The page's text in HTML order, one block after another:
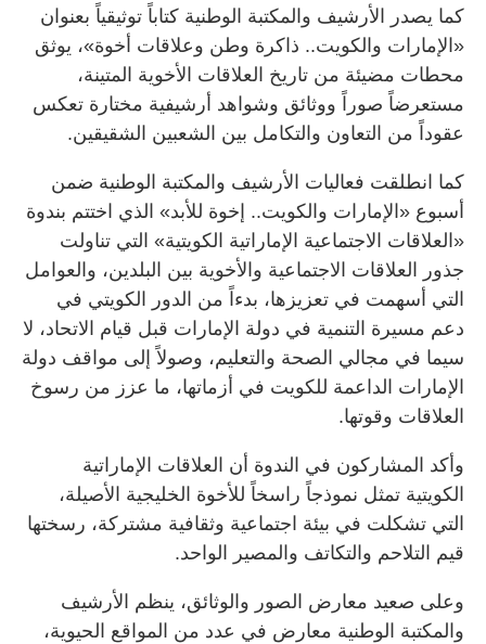
كما يصدر الأرشيف والمكتبة الوطنية كتاباً توثيقياً بعنوان
«الإمارات والكويت.. ذاكرة وطن وعلاقات أخوة»، يوثق
محطات مضيئة من تاريخ العلاقات الأخوية المتينة،
مستعرضاً صوراً ووثائق وشواهد أرشيفية مختارة تعكس
عقوداً من التعاون والتكامل بين الشعبين الشقيقين.
كما انطلقت فعاليات الأرشيف والمكتبة الوطنية ضمن
أسبوع «الإمارات والكويت.. إخوة للأبد» الذي اختتم بندوة
«العلاقات الاجتماعية الإماراتية الكويتية» التي تناولت
جذور العلاقات الاجتماعية والأخوية بين البلدين، والعوامل
التي أسهمت في تعزيزها، بدءاً من الدور الكويتي في
دعم مسيرة التنمية في دولة الإمارات قبل قيام الاتحاد، لا
سيما في مجالي الصحة والتعليم، وصولاً إلى مواقف دولة
الإمارات الداعمة للكويت في أزماتها، ما عزز من رسوخ
العلاقات وقوتها.
وأكد المشاركون في الندوة أن العلاقات الإماراتية
الكويتية تمثل نموذجاً راسخاً للأخوة الخليجية الأصيلة،
التي تشكلت في بيئة اجتماعية وثقافية مشتركة، رسختها
قيم التلاحم والتكاتف والمصير الواحد.
وعلى صعيد معارض الصور والوثائق، ينظم الأرشيف
والمكتبة الوطنية معارض في عدد من المواقع الحيوية،